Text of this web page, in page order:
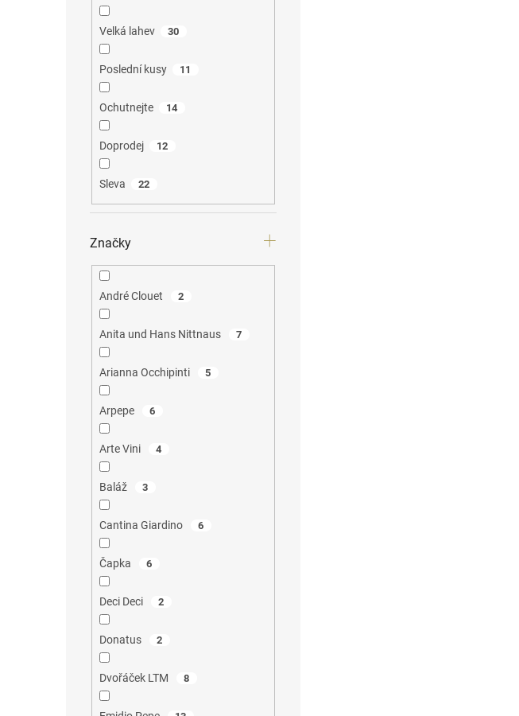
Velká lahev 30
Poslední kusy 11
Ochutnejte 14
Doprodej 12
Sleva 22
Značky
André Clouet 2
Anita und Hans Nittnaus 7
Arianna Occhipinti 5
Arpepe 6
Arte Vini 4
Baláž 3
Cantina Giardino 6
Čapka 6
Deci Deci 2
Donatus 2
Dvořáček LTM 8